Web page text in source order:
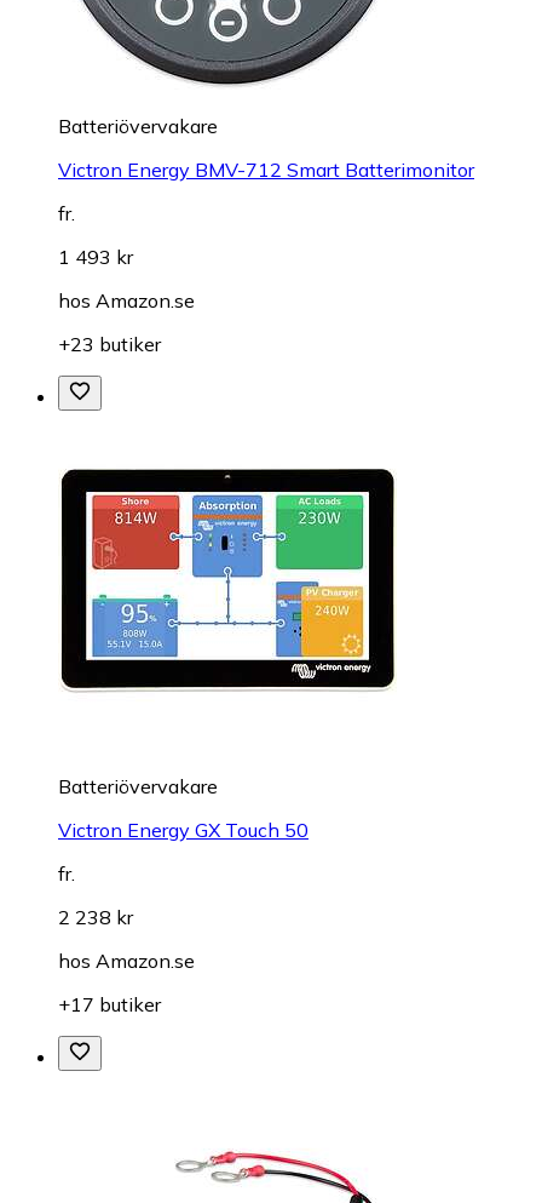
Batteriövervakare
Victron Energy BMV-712 Smart Batterimonitor
fr.
1 493 kr
hos Amazon.se
+23 butiker
Batteriövervakare
Victron Energy GX Touch 50
fr.
2 238 kr
hos Amazon.se
+17 butiker